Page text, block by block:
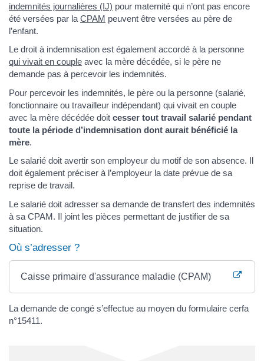
indemnités journalières (IJ) pour maternité qui n’ont pas encore
été versées par la CPAM peuvent être versées au père de
l’enfant.
Le droit à indemnisation est également accordé à la personne
qui vivait en couple avec la mère décédée, si le père ne
demande pas à percevoir les indemnités.
Pour percevoir les indemnités, le père ou la personne (salarié,
fonctionnaire ou travailleur indépendant) qui vivait en couple
avec la mère décédée doit cesser tout travail salarié pendant
toute la période d’indemnisation dont aurait bénéficié la
mère.
Le salarié doit avertir son employeur du motif de son absence. Il
doit également préciser à l’employeur la date prévue de sa
reprise de travail.
Le salarié doit adresser sa demande de transfert des indemnités
à sa CPAM. Il joint les pièces permettant de justifier de sa
situation.
Où s’adresser ?
Caisse primaire d'assurance maladie (CPAM)
La demande de congé s’effectue au moyen du formulaire cerfa
n°15411.